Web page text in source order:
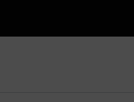
mit Suchwort